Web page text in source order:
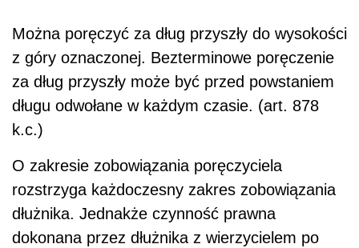
Można poręczyć za dług przyszły do wysokości
z góry oznaczonej. Bezterminowe poręczenie
za dług przyszły może być przed powstaniem
długu odwołane w każdym czasie. (art. 878
k.c.)
O zakresie zobowiązania poręczyciela
rozstrzyga każdoczesny zakres zobowiązania
dłużnika. Jednakże czynność prawna
dokonana przez dłużnika z wierzycielem po